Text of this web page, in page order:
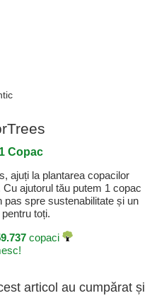
1 Copac
ajuți la plantarea copacilor
ajutorul tău putem 1 copac
spre sustenabilitate și un
toți.
copaci
articol au cumpărat și